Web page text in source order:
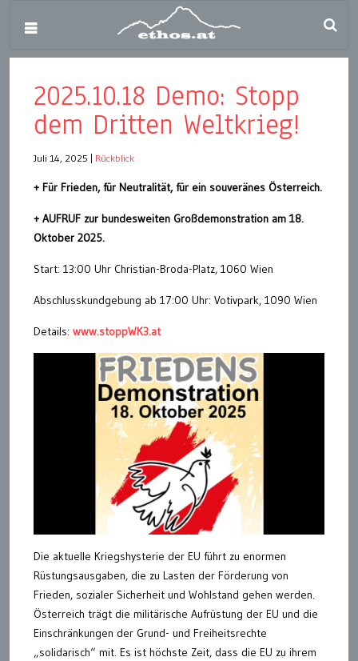
2025.10.18 Demo: Stopp
dem Dritten Weltkrieg!
Juli 14, 2025 Rückblick
+ Für Frieden, für Neutralität, für ein souveränes Österreich.
+ AUFRUF zur bundesweiten Großdemonstration am 18.
Oktober 2025.
Start: 13:00 Uhr Christian-Broda-Platz, 1060 Wien
Abschlusskundgebung ab 17:00 Uhr: Votivpark, 1090 Wien
Details: www.stoppWK3.at
Die aktuelle Kriegshysterie der EU führt zu enormen
Rüstungsausgaben, die zu Lasten der Förderung von
Frieden, sozialer Sicherheit und Wohlstand gehen werden.
Österreich trägt die militärische Aufrüstung der EU und die
Einschränkungen der Grund- und Freiheitsrechte
„solidarisch“ mit. Es ist höchste Zeit, dass die EU zu ihrem